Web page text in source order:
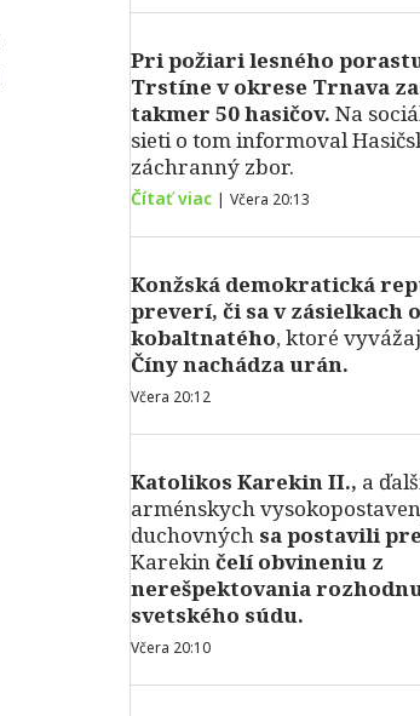
Pri požiari lesného
Trstíne v okrese Trnava
takmer 50 hasičov. Na
sieti o tom informoval
záchranný zbor.
Čítať viac | Včera 20:13
Konžská demokratická
preverí, či sa v zásielkach
kobaltnatého, ktoré
Číny nachádza urán.
Včera 20:12
Katolikos Karekin II., a
arménskych
duchovných sa postavili
Karekinčelí obvineniu z
nerešpektovania
svetského súdu.
Včera 20:10